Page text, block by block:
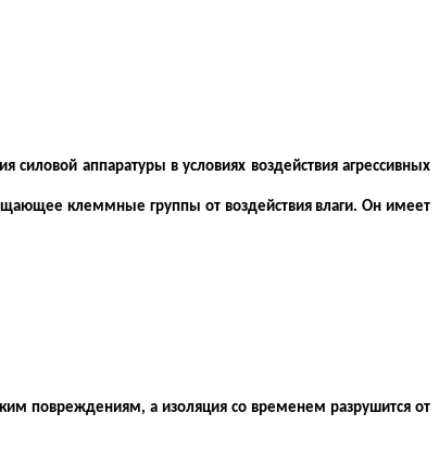
аппаратуры в условиях воздействия агрессивных
клеммные группы от воздействия влаги. Он имеет
повреждениям, а изоляция со временем разрушится от